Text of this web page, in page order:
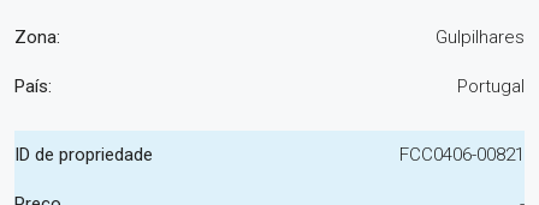
Zona: Gulpilhares
País: Portugal
ID de propriedade FCC0406-00821